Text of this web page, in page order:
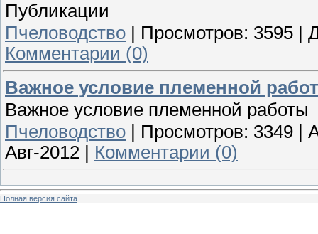
Публикации
Пчеловодство
Просмотров: 3595
Комментарии (0)
Важное условие племенной
Важное условие племенной работы
Пчеловодство
Просмотров: 3349
Авг-2012
Комментарии (0)
Полная версия сайта